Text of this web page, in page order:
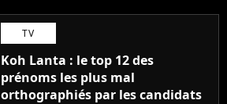
TV
Koh Lanta : le top 12 des
prénoms les plus mal
orthographiés par les candidats